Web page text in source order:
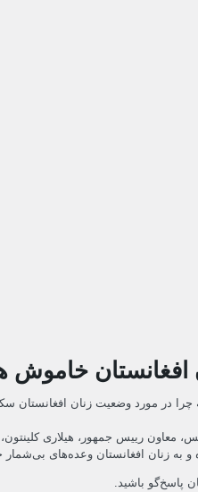
افغانستان خاموش
در مورد وضعیت زنان افغانستان
مشخصا کاملا هریس، معاون رییس
به زنان افغانستان وعده‌های بی‌شمار
پاسخ‌گو باشید.